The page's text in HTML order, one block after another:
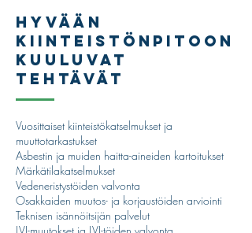
Hyvään
kiinteistönpitoon
kuuluvat
tehtävät
Vuosittaiset kiinteistökatselmukset ja
muuttotarkastukset
Asbestin ja muiden haitta-aineiden kartoitukset
Märkätilakatselmukset
Vedeneristystöiden valvonta
Osakkaiden muutos- ja korjaustöiden arviointi
Teknisen isännöitsijän palvelut